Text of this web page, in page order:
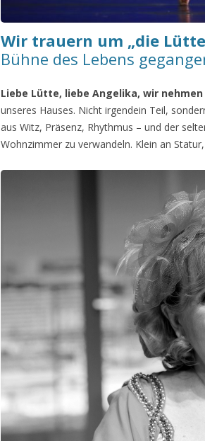
Wir trauern um „die
Bühne des Lebens
Liebe Lütte, liebe Angelika, wir
unseres Hauses. Nicht irgendein Teil,
aus Witz, Präsenz, Rhythmus – und der
Wohnzimmer zu verwandeln. Klein an